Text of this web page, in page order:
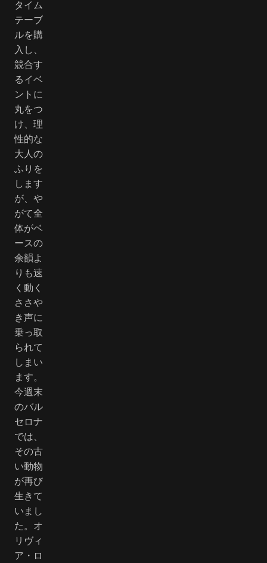
タイム
テーブ
ルを購
入し、
競合す
るイベ
ントに
丸をつ
け、理
性的な
大人の
ふりを
します
が、や
がて全
体がベ
ースの
余韻よ
りも速
く動く
ささや
き声に
乗っ取
られて
しまい
ます。
今週末
のバル
セロナ
では、
その古
い動物
が再び
生きて
いまし
た。オ
リヴィ
ア・ロ